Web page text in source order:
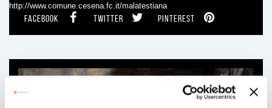
http://www.comune.cesena.fc.it/malatestiana
FACEBOOK TWITTER PINTEREST
Ti
può